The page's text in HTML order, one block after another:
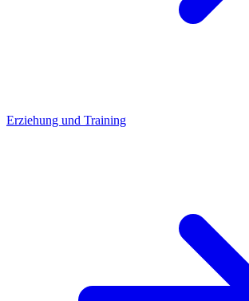
Erziehung und Training